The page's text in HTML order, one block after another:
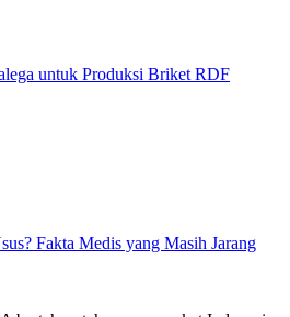
untuk Produksi Briket RDF
Fakta Medis yang Masih Jarang